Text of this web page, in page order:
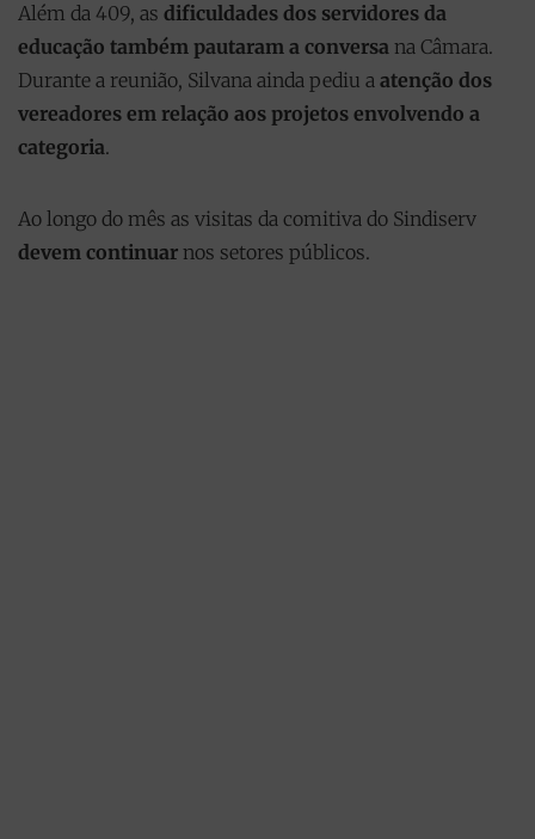
Além da 409, as dificuldades dos servidores da
educação também pautaram a conversa na Câmara.
Durante a reunião, Silvana ainda pediu a atenção dos
vereadores em relação aos projetos envolvendo a
categoria.
Ao longo do mês as visitas da comitiva do Sindiserv
devem continuar nos setores públicos.